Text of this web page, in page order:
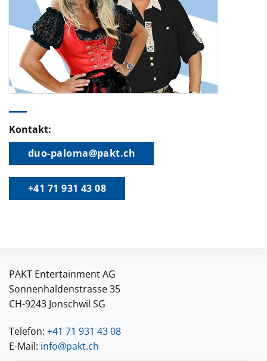
Kontakt:
duo-paloma@pakt.ch
+41 71 931 43 08
PAKT Entertainment AG
Sonnenhaldenstrasse 35
CH-9243 Jonschwil SG
Telefon: +41 71 931 43 08
E-Mail: info@pakt.ch